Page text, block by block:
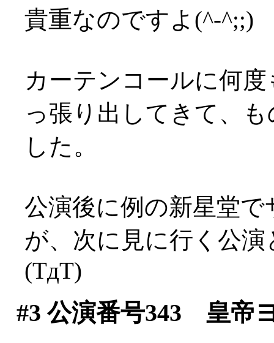
貴重なのですよ(^-^;;)
カーテンコールに何
っ張り出してきて、
した。
公演後に例の新星堂
が、次に見に行く公
(TдT)
#3 公演番号343 皇帝